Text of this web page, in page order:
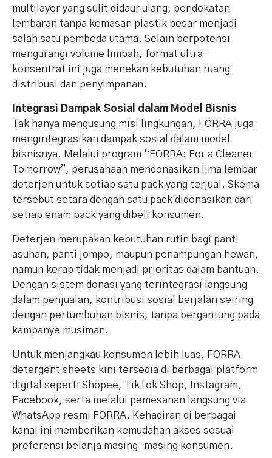
multilayer yang sulit didaur ulang, pendekatan
lembaran tanpa kemasan plastik besar menjadi
salah satu pembeda utama. Selain berpotensi
mengurangi volume limbah, format ultra-
konsentrat ini juga menekan kebutuhan ruang
distribusi dan penyimpanan.
Integrasi Dampak Sosial dalam Model Bisnis
Tak hanya mengusung misi lingkungan, FORRA juga
mengintegrasikan dampak sosial dalam model
bisnisnya. Melalui program “FORRA: For a Cleaner
Tomorrow”, perusahaan mendonasikan lima lembar
deterjen untuk setiap satu pack yang terjual. Skema
tersebut setara dengan satu pack didonasikan dari
setiap enam pack yang dibeli konsumen.
Deterjen merupakan kebutuhan rutin bagi panti
asuhan, panti jompo, maupun penampungan hewan,
namun kerap tidak menjadi prioritas dalam bantuan.
Dengan sistem donasi yang terintegrasi langsung
dalam penjualan, kontribusi sosial berjalan seiring
dengan pertumbuhan bisnis, tanpa bergantung pada
kampanye musiman.
Untuk menjangkau konsumen lebih luas, FORRA
detergent sheets kini tersedia di berbagai platform
digital seperti Shopee, TikTok Shop, Instagram,
Facebook, serta melalui pemesanan langsung via
WhatsApp resmi FORRA. Kehadiran di berbagai
kanal ini memberikan kemudahan akses sesuai
preferensi belanja masing-masing konsumen.